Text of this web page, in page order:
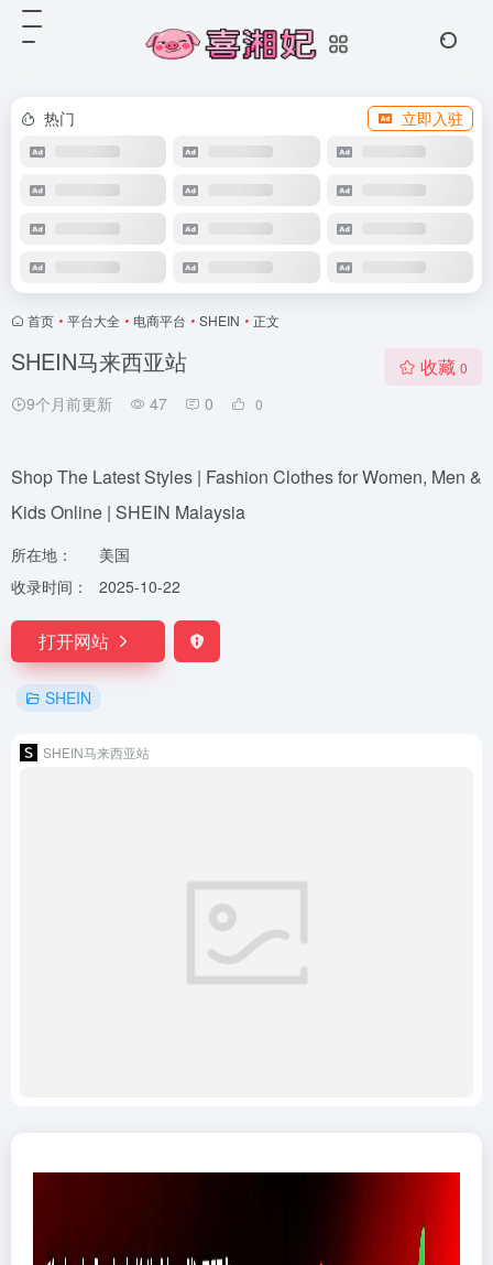
热门 立即入驻
首页 • 平台大全 • 电商平台 • SHEIN • 正文
SHEIN马来西亚站
9个月前更新 47 0 0
收藏 0
Shop The Latest Styles | Fashion Clothes for Women, Men &
Kids Online | SHEIN Malaysia
所在地：
美国
收录时间：
2025-10-22
打开网站
SHEIN
SHEIN马来西亚站